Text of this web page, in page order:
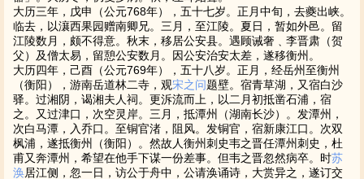
大历三年，戊申（公元768年），五十七岁。正月中旬，去夔出峡。
临去，以瀼西果园赠南卿兄。三月，至江陵。夏日，暂如外邑。留
江陵数月，颇不得意。秋末，移居公安县。遇顾诫奢﹑李晋肃（贺
父）及僧太易，留憩公安数月。因公安治安太差，遂移衡州。
大历四年，己酉（公元769年），五十八岁。正月，经岳州至衡州
（衡阳），游南岳道林二寺，观宋之问题壁。宿青草湖，又宿白沙
驿。过湘阴，谒湘夫人祠。更泝流而上，以二月初抵凿石浦，宿
之。又过津口，次空灵岸。三月，抵潭州（湖南长沙）。发潭州，
次白马潭，入乔口。至铜官渚，阻风。发铜官，宿新康江口。次双
枫浦，遂抵衡州（衡阳）。然故人衡州刺史韦之晋任潭州刺史，杜
甫又奔潭州，希望在他手下谋一份差事。但韦之晋忽然病卒。时苏
涣居江侧，忽一日，访公于舟中，公请涣诵诗，大赏异之，遂订交